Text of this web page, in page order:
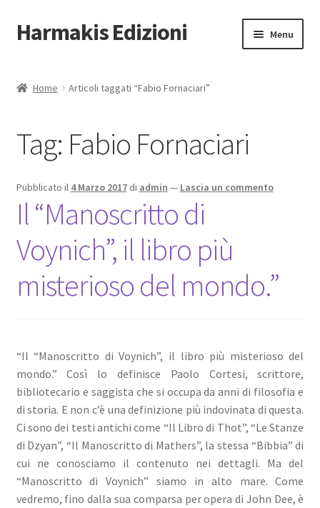
Vai
alla
Vai
al
Harmakis Edizioni Menu
Novità Editoriali
Chi Siamo
Servizi
Tariffe
PUBBLICA CON NOI
Con la Gioconda e Leonardo sulla Via di Dante
Distribuzione
Espandi
il
menu
child
EMILIA ROMAGNA-MARCHE-ABRUZZO
Espandi
il
menu
child
FASTBOOK
Espandi
il
Home Articoli taggati “Fabio Fornaciari”
Tag: Fabio Fornaciari
Pubblicato il 4 Marzo 2017 di admin — Lascia un commento
Il “Manoscritto di
Voynich”, il libro più
misterioso del mondo.”
“Il “Manoscritto di Voynich”, il libro più misterioso del
mondo.” Così lo definisce Paolo Cortesi, scrittore,
bibliotecario e saggista che si occupa da anni di filosofia e
di storia. E non c’è una definizione più indovinata di questa.
Ci sono dei testi antichi come “Il Libro di Thot”, “Le Stanze
di Dzyan”, “Il Manoscritto di Mathers”, la stessa “Bibbia” di
cui ne conosciamo il contenuto nei dettagli. Ma del
“Manoscritto di Voynich” siamo in alto mare. Come
vedremo, fino dalla sua comparsa per opera di John Dee, è